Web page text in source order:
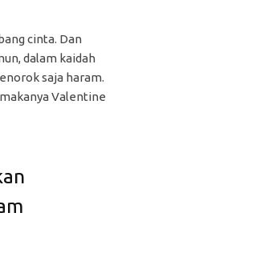
cinta. Dan
dalam kaidah
saja haram.
Valentine